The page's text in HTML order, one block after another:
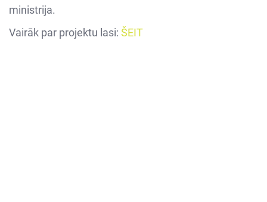
ministrija.
Vairāk par projektu lasi: ŠEIT